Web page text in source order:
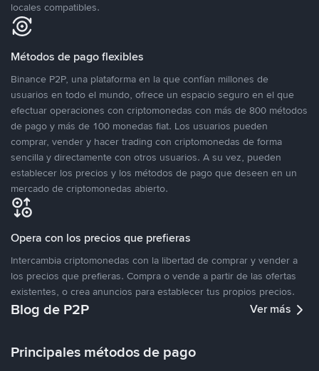
locales compatibles.
Métodos de pago flexibles
Binance P2P, una plataforma en la que confían millones de
usuarios en todo el mundo, ofrece un espacio seguro en el que
efectuar operaciones con criptomonedas con más de 800 métodos
de pago y más de 100 monedas fiat. Los usuarios pueden
comprar, vender y hacer trading con criptomonedas de forma
sencilla y directamente con otros usuarios. A su vez, pueden
establecer los precios y los métodos de pago que deseen en un
mercado de criptomonedas abierto.
Opera con los precios que prefieras
Intercambia criptomonedas con la libertad de comprar y vender a
los precios que prefieras. Compra o vende a partir de las ofertas
existentes, o crea anuncios para establecer tus propios precios.
Blog de P2P Ver más
Principales métodos de pago